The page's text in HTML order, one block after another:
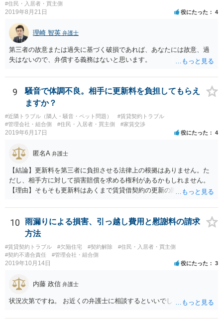
#住民・入居者・買主側
2019年8月21日 役にたった 4
理崎 智英 弁護士
第三者の故意または過失に基づく破損であれば、あなたには故意、過
失はないので、弁償する義務はないと思います。
9
騒音で体調不良。相手に更新料を負担してもらえ
ますか？
#近隣トラブル（隣人・騒音・ペット問題）
#賃貸契約トラブル
#管理会社・組合側
#住民・入居者・買主側 #家賃交渉
2019年6月17日 役にたった 4
匿名A 弁護士
【結論】更新料を第三者に負担させる法律上の根拠はありません。た
だし、相手方に対して損害賠償を求める権利があるかもしれません。
【理由】そもそも更新料はあくまで賃貸借契約の更新の際の手数料の
音ですが、まず「受忍限度論」という考え方がありますのでここから
説明します。 誰しも日々の生活をするにあたり、足音・洗濯機・掃除
機・風呂の水音など音を発生させるのはお互い様ですので、音に敏感
そして、もし騒音が「一般人基準」で我慢できないレベルの音を継続
的に出している場合は、慰謝料を支払う義務が生じることになりま
もらえないので（逆にクレーマー扱いの憂き目に遭います）、最寄り
の自治体に相談して騒音の測定器を貸してもらうなど、客観的な証拠
を集めるところから始めましょう。 そこまでする精神的な余裕がない
10
雨漏りによる損害、引っ越し費用と慰謝料の請求
方法
#賃貸契約トラブル #欠陥住宅 #契約解除
#住民・入居者・買主側
#契約不適合責任
#管理会社・組合側
2019年10月14日 役にたった 3
内藤 政信 弁護士
状況次第ですね。 お近くの弁護士に相談するといいでしょう。